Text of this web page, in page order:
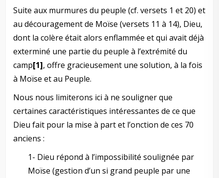
Suite aux murmures du peuple (cf. versets 1 et 20) et
au découragement de Moïse (versets 11 à 14), Dieu,
dont la colère était alors enflammée et qui avait déjà
exterminé une partie du peuple à l’extrémité du
camp[1], offre gracieusement une solution, à la fois
à Moïse et au Peuple.
Nous nous limiterons ici à ne souligner que
certaines caractéristiques intéressantes de ce que
Dieu fait pour la mise à part et l’onction de ces 70
anciens :
1- Dieu répond à l’impossibilité soulignée par
Moïse (gestion d’un si grand peuple par une